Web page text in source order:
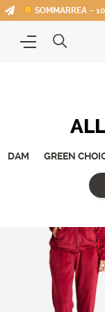
SOMMARREA –
Showing 25–36of 101
DAM GREEN